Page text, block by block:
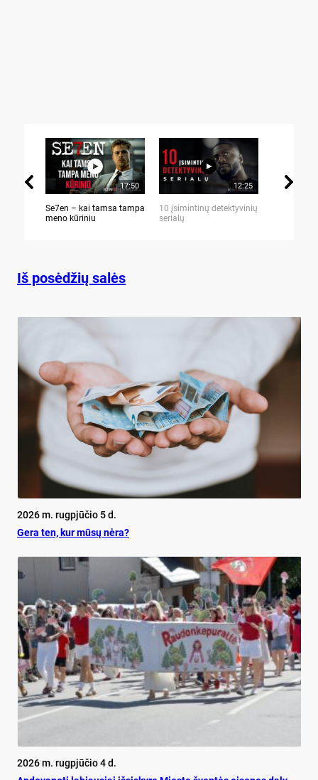
17:50
Se7en – kai tamsa tampa
meno kūriniu
12:25
10 įsimintinų detektyvinių
serialų
Iš posėdžių salės
2026 m. rugpjūčio 5 d.
Ge­ra ten, kur mū­sų nė­ra?
2026 m. rugpjūčio 4 d.